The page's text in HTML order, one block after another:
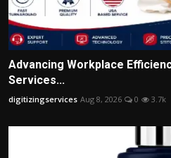
Advancing Workplace
Services...
digitizingservices Aug 8, 2026 0 3.7k